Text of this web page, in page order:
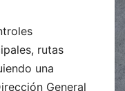
rutas
una
General